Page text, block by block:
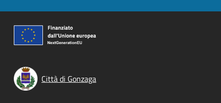
Città di Gonzaga